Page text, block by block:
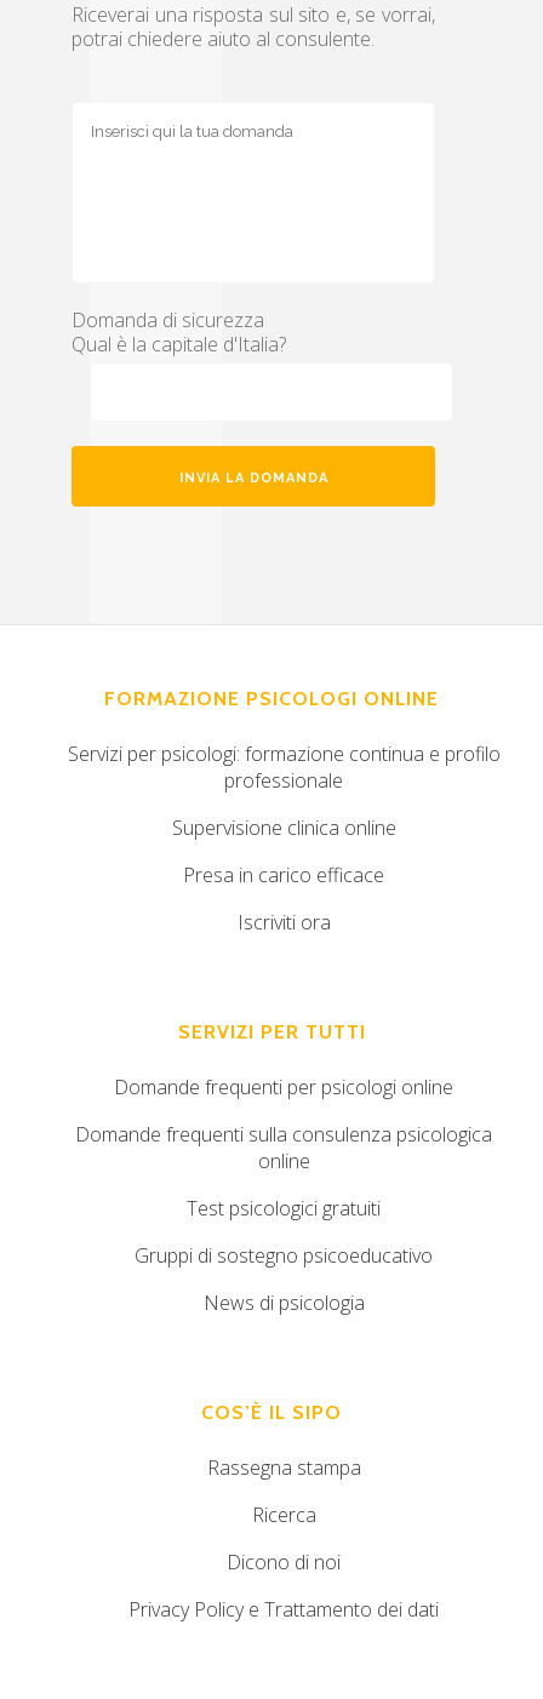
Riceverai una risposta sul sito e, se vorrai,
potrai chiedere aiuto al consulente.
Domanda di sicurezza
Qual è la capitale d'Italia?
FORMAZIONE PSICOLOGI ONLINE
Servizi per psicologi: formazione continua e profilo
professionale
Supervisione clinica online
Presa in carico efficace
Iscriviti ora
SERVIZI PER TUTTI
Domande frequenti per psicologi online
Domande frequenti sulla consulenza psicologica
online
Test psicologici gratuiti
Gruppi di sostegno psicoeducativo
News di psicologia
COS’È IL SIPO
Rassegna stampa
Ricerca
Dicono di noi
Privacy Policy e Trattamento dei dati